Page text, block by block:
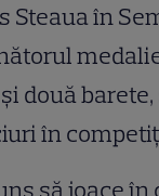
Steaua în
două
în